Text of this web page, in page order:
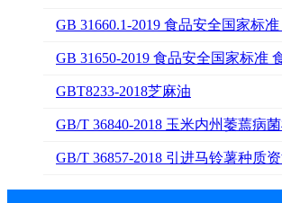
GB 31660.1-2019 食品安全国家标
GB 31650-2019 食品安全国家标准
GBT8233-2018芝麻油
GB/T 36840-2018 玉米内州萎蔫病
GB/T 36857-2018 引进马铃薯种质